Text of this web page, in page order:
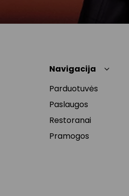
Navigacija
Parduotuvės
Paslaugos
Restoranai
Pramogos